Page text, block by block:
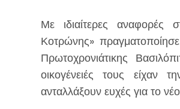
Με ιδιαίτερες αναφορές
Κοτρώνης»
Πρωτοχρονιάτικης
οικογένειές τους είχαν
ανταλλάξουν ευχές για το